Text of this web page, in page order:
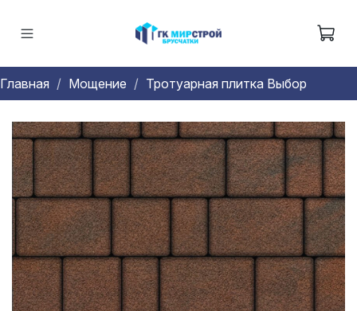
Главная Мощение Тротуарная плитка Выбор